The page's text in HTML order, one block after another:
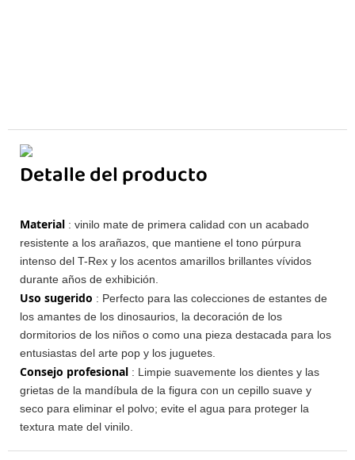
Detalle del producto
Material : vinilo mate de primera calidad con un acabado
resistente a los arañazos, que mantiene el tono púrpura
intenso del T-Rex y los acentos amarillos brillantes vívidos
durante años de exhibición.
Uso sugerido : Perfecto para las colecciones de estantes de
los amantes de los dinosaurios, la decoración de los
dormitorios de los niños o como una pieza destacada para los
entusiastas del arte pop y los juguetes.
Consejo profesional : Limpie suavemente los dientes y las
grietas de la mandíbula de la figura con un cepillo suave y
seco para eliminar el polvo; evite el agua para proteger la
textura mate del vinilo.